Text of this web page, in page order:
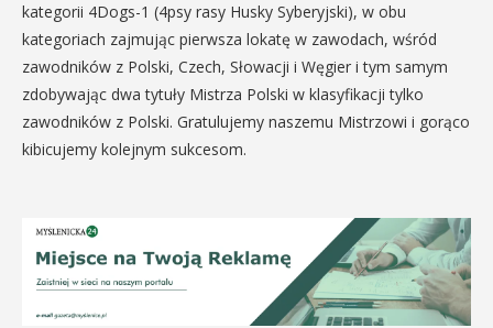
kategorii 4Dogs-1 (4psy rasy Husky Syberyjski), w obu
kategoriach zajmując pierwsza lokatę w zawodach, wśród
zawodników z Polski, Czech, Słowacji i Węgier i tym samym
zdobywając dwa tytuły Mistrza Polski w klasyfikacji tylko
zawodników z Polski. Gratulujemy naszemu Mistrzowi i gorąco
kibicujemy kolejnym sukcesom.